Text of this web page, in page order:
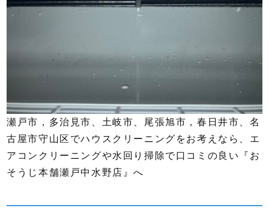
瀬戸市，多治見市、土岐市、尾張旭市，春日井市、名
古屋市守山区でハウスクリーニングをお考えなら、エ
アコンクリーニングや水回り掃除で口コミの良い『お
そうじ本舗瀬戸中水野店』へ